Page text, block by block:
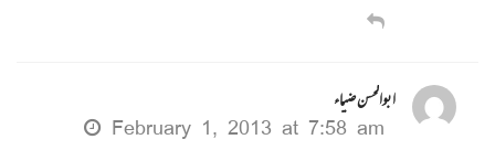
ابوالحسن ضیاء
February 1, 2013 at 7:58 am